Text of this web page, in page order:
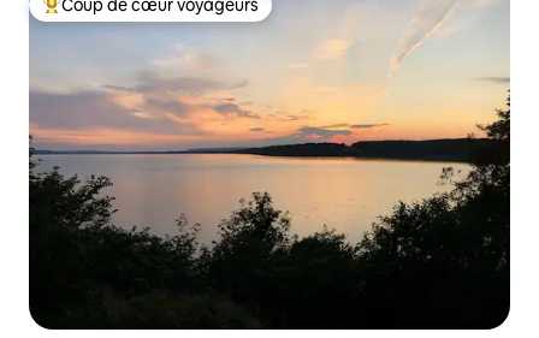
Coup de cœur voyageurs parmi les plus aimés
Coup de cœur voyageurs